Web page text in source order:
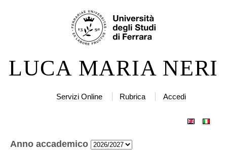
Salta
alla
LUCA MARIA NERI
Servizi Online Rubrica Accedi
Anno accademico